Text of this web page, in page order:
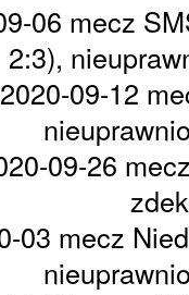
06 mecz
2:3),
2020-09-12
09-26
03 mecz